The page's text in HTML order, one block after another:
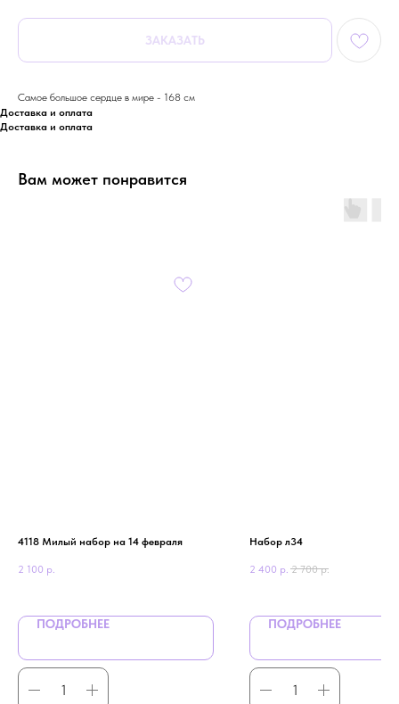
ЗАКАЗАТЬ
Самое большое сердце в мире - 168 см
Доставка и оплата
Доставка и оплата
Вам может понравится
4118 Милый набор на 14 февраля
2 100 р.
ПОДРОБНЕЕ
Набор л34
2 400 р. 2 700 р.
ПОДРОБНЕЕ